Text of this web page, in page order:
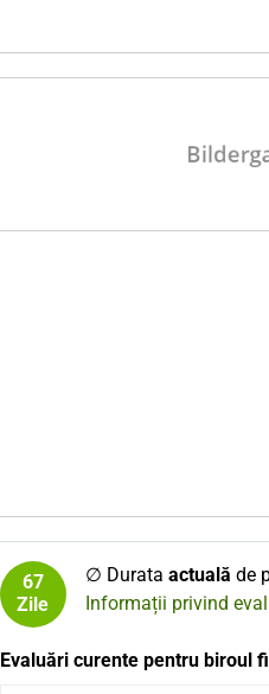
67
Zile
∅ Durata actuală de
Informații privind
Evaluări curente pentru biroul